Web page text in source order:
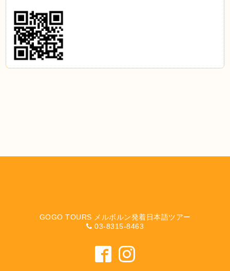
GOGO TOURS メルボルン発着日本語ツアー
03-8315-8463